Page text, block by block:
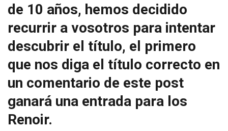
de 10 años, hemos decidido
recurrir a vosotros para intentar
descubrir el título, el primero
que nos diga el título correcto en
un comentario de este post
ganará una entrada para los
Renoir.